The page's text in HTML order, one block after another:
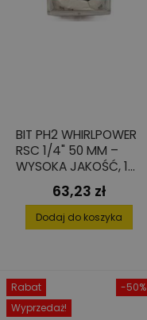
BIT PH2 WHIRLPOWER
RSC 1/4" 50 MM –
WYSOKA JAKOŚĆ, 15
Cena
63,23 zł
Dodaj do koszyka
-50%
Rabat
Wyprzedaż!